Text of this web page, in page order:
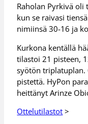
Raholan Pyrkivä oli
kun se raivasi
nimiinsä 30-16 ja
Kurkona kentällä
tilastoi 21 pisteen,
syötön
pistettä. HyPon
heittänyt Arinze
Ottelutilastot >